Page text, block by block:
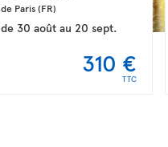
de Paris (FR)
de 30 aoûtau 20 sept.
310 €
TTC